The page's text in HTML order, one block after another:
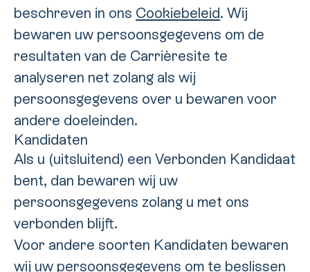
beschreven in ons Cookiebeleid. Wij
bewaren uw persoonsgegevens om de
resultaten van de Carrièresite te
analyseren net zolang als wij
persoonsgegevens over u bewaren voor
andere doeleinden.
Kandidaten
Als u (uitsluitend) een Verbonden Kandidaat
bent, dan bewaren wij uw
persoonsgegevens zolang u met ons
verbonden blijft.
Voor andere soorten Kandidaten bewaren
wij uw persoonsgegevens om te beslissen